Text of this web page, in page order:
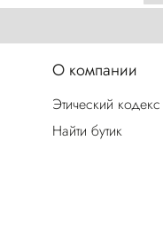
О компании
Этический кодекс
Найти бутик